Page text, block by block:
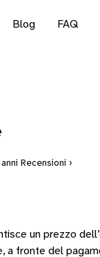
Blog FAQ
Recensioni ›
un prezzo
a fronte del